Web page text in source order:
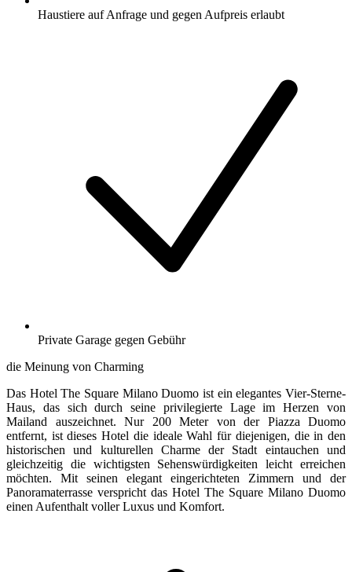
Haustiere auf Anfrage und gegen Aufpreis erlaubt
Private Garage gegen Gebühr
die Meinung von Charming
Das Hotel The Square Milano Duomo ist ein elegantes Vier-Sterne-
Haus, das sich durch seine privilegierte Lage im Herzen von
Mailand auszeichnet. Nur 200 Meter von der Piazza Duomo
entfernt, ist dieses Hotel die ideale Wahl für diejenigen, die in den
historischen und kulturellen Charme der Stadt eintauchen und
gleichzeitig die wichtigsten Sehenswürdigkeiten leicht erreichen
möchten. Mit seinen elegant eingerichteten Zimmern und der
Panoramaterrasse verspricht das Hotel The Square Milano Duomo
einen Aufenthalt voller Luxus und Komfort.